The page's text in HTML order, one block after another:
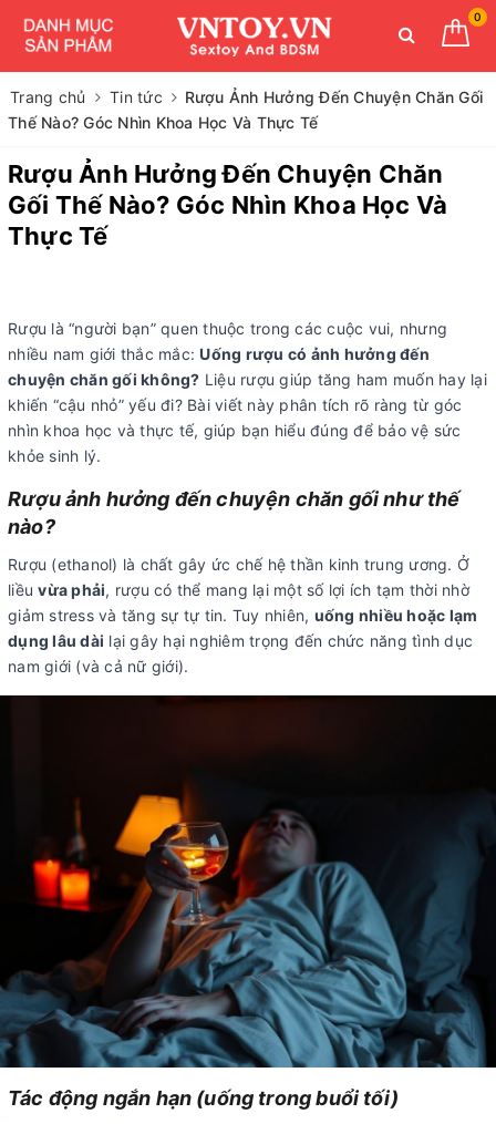
0
Trang chủ Tin tức
Rượu Ảnh Hưởng Đến Chuyện Chăn Gối
Thế Nào? Góc Nhìn Khoa Học Và Thực Tế
Rượu Ảnh Hưởng Đến Chuyện Chăn
Gối Thế Nào? Góc Nhìn Khoa Học Và
Thực Tế
Rượu là “người bạn” quen thuộc trong các cuộc vui, nhưng
nhiều nam giới thắc mắc:Uống rượu có ảnh hưởng đến
chuyện chăn gối không? Liệu rượu giúp tăng ham muốn hay lại
khiến “cậu nhỏ” yếu đi? Bài viết này phân tích rõ ràng từ góc
nhìn khoa học và thực tế, giúp bạn hiểu đúng để bảo vệ sức
khỏe sinh lý.
Rượu ảnh hưởng đến chuyện chăn gối như thế
nào?
Rượu (ethanol) là chất gây ức chế hệ thần kinh trung ương. Ở
liềuvừa phải, rượu có thể mang lại một số lợi ích tạm thời nhờ
giảm stress và tăng sự tự tin. Tuy nhiên, uống nhiều hoặc lạm
dụng lâu dài lại gây hại nghiêm trọng đến chức năng tình dục
nam giới (và cả nữ giới).
Tác động ngắn hạn (uống trong buổi tối)